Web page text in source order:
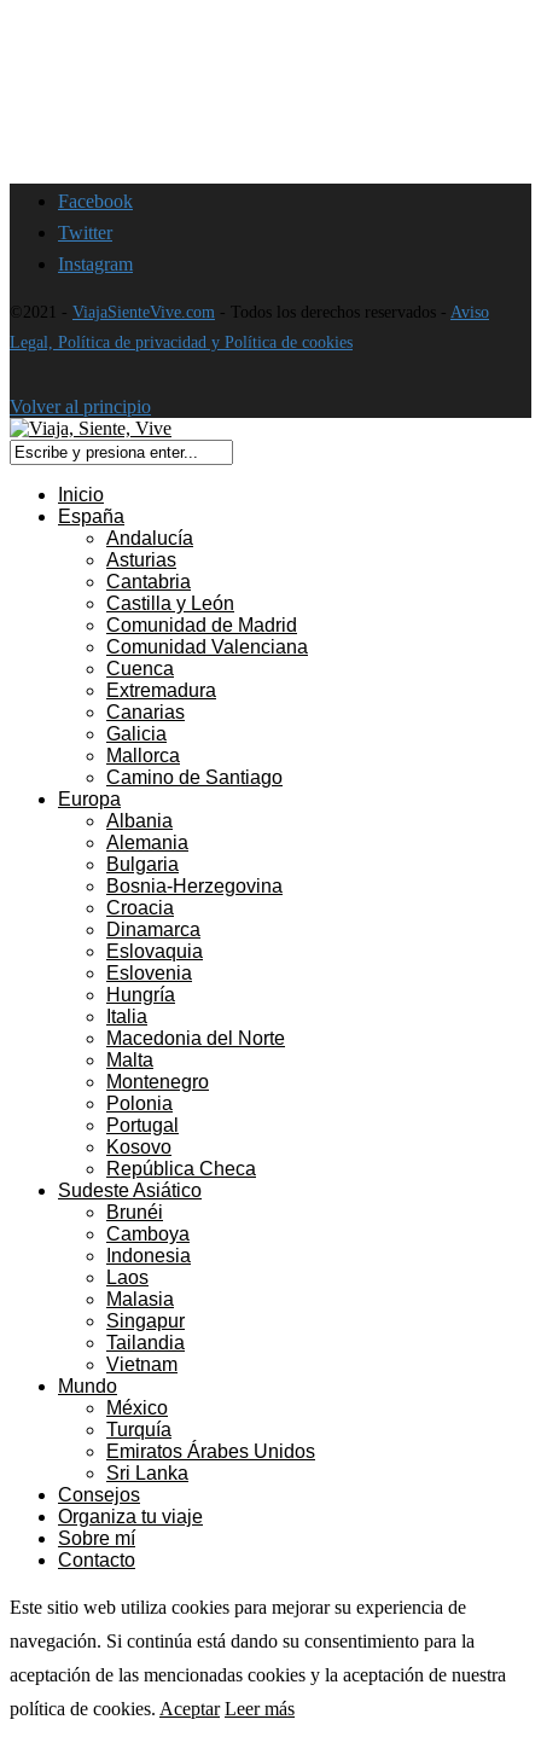
Facebook
Twitter
Instagram
©2021 - ViajaSienteVive.com - Todos los derechos reservados - Aviso
Legal, Política de privacidad y Política de cookies
Volver al principio
Inicio
España
Andalucía
Asturias
Cantabria
Castilla y León
Comunidad de Madrid
Comunidad Valenciana
Cuenca
Extremadura
Canarias
Galicia
Mallorca
Camino de Santiago
Europa
Albania
Alemania
Bulgaria
Bosnia-Herzegovina
Croacia
Dinamarca
Eslovaquia
Eslovenia
Hungría
Italia
Macedonia del Norte
Malta
Montenegro
Polonia
Portugal
Kosovo
República Checa
Sudeste Asiático
Brunéi
Camboya
Indonesia
Laos
Malasia
Singapur
Tailandia
Vietnam
Mundo
México
Turquía
Emiratos Árabes Unidos
Sri Lanka
Consejos
Organiza tu viaje
Sobre mí
Contacto
Este sitio web utiliza cookies para mejorar su experiencia de
navegación. Si continúa está dando su consentimiento para la
aceptación de las mencionadas cookies y la aceptación de nuestra
política de cookies. Aceptar Leer más